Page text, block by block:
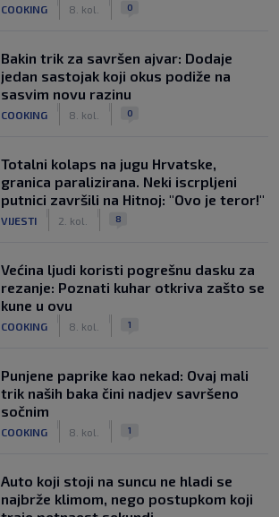
COOKING 8. kol. 0
Bakin trik za savršen ajvar: Dodaje
jedan sastojak koji okus podiže na
sasvim novu razinu
COOKING 8. kol. 0
Totalni kolaps na jugu Hrvatske,
granica paralizirana. Neki iscrpljeni
putnici završili na Hitnoj: "Ovo je teror!"
VIJESTI 2. kol. 8
Većina ljudi koristi pogrešnu dasku za
rezanje: Poznati kuhar otkriva zašto se
kune u ovu
COOKING 8. kol. 1
Punjene paprike kao nekad: Ovaj mali
trik naših baka čini nadjev savršeno
sočnim
COOKING 8. kol. 1
Auto koji stoji na suncu ne hladi se
najbrže klimom, nego postupkom koji